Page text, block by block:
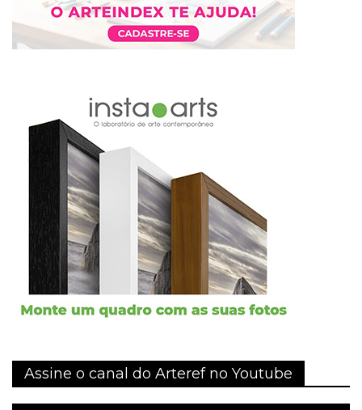
Assine o canal do Arteref no Youtube